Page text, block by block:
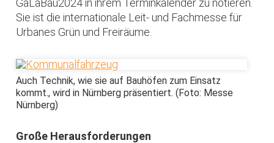
Sie ist die internationale Leit- und Fachmesse für
Urbanes Grün und Freiräume.
Auch Technik, wie sie auf Bauhöfen zum Einsatz
kommt., wird in Nürnberg präsentiert. (Foto: Messe
Nürnberg)
Große Herausforderungen